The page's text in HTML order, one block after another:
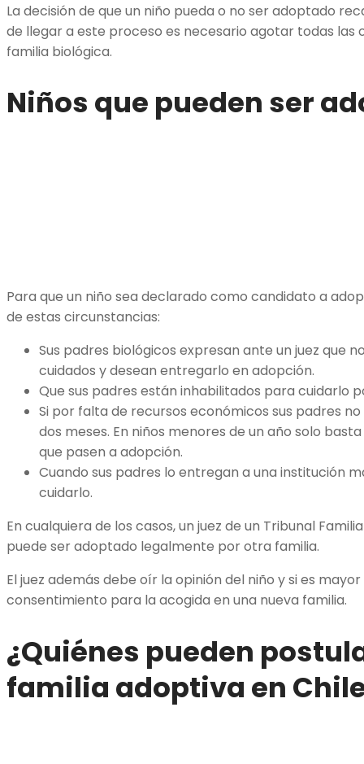
La decisión de que un niño pueda o no ser adoptado
de llegar a este proceso es necesario agotar todas las
familia biológica.
Niños que pueden ser
Para que un niño sea declarado como candidato a
de estas circunstancias:
Sus padres biológicos expresan ante un juez que
cuidados y desean entregarlo en adopción.
Que sus padres están inhabilitados para cuidarlo
Si por falta de recursos económicos sus padres
dos meses. En niños menores de un año solo
que pasen a adopción.
Cuando sus padres lo entregan a una institución
cuidarlo.
En cualquiera de los casos, un juez de un Tribunal
puede ser adoptado legalmente por otra familia.
El juez además debe oír la opinión del niño y si es
consentimiento para la acogida en una nueva familia.
¿Quiénes pueden
familia adoptiva en